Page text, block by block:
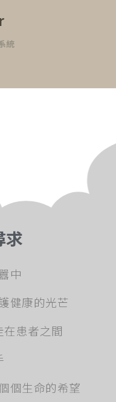
統
求
中
健康的光芒
患者之間
個生命的希望